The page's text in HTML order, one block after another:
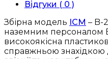
пілотами
та
наземним
персоналом
ВПС
Відгуки ( 0 )
Збірна модель ICM – B-
наземним персоналом
високоякісна
справжньою знахідкою